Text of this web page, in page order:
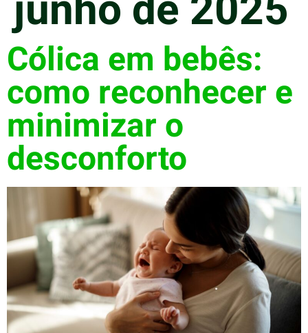
Cólica em bebês:
como reconhecer e
minimizar o
desconforto